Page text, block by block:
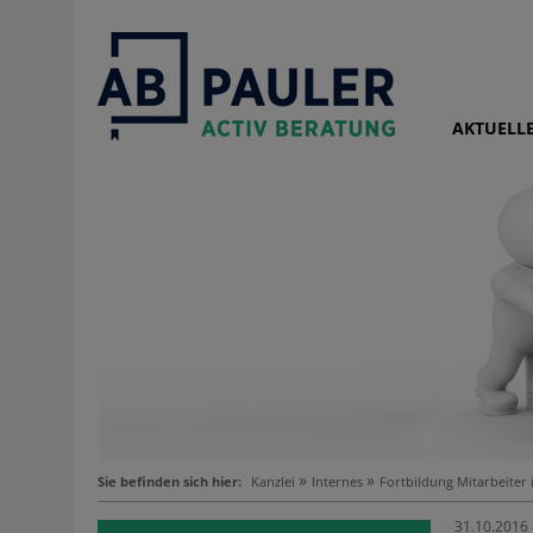
Sie befinden sich hier: Kanzlei Internes Fortbildung Mitarbeiter
31.10.2016